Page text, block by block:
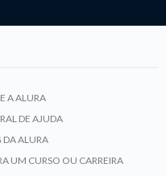
A ALURA
DE AJUDA
DA ALURA
UM CURSO OU CARREIRA